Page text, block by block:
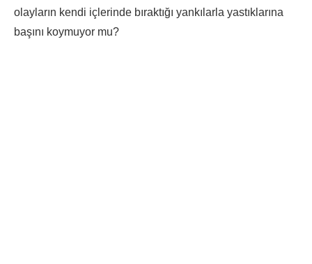
olayların kendi içlerinde bıraktığı yankılarla yastıklarına
başını koymuyor mu?